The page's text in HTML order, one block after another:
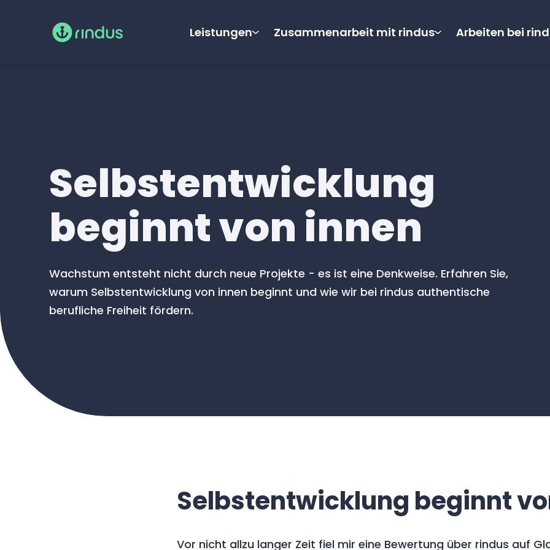
Leistungen Zusammenarbeit mit rindus Arbeiten bei
Selbstentwicklung
beginnt von innen
Wachstum entsteht nicht durch neue Projekte - es ist eine Denkweise. Erfahren Sie,
warum Selbstentwicklung von innen beginnt und wie wir bei rindus authentische
berufliche Freiheit fördern.
Selbstentwicklung beginnt
Vor nicht allzu langer Zeit fiel mir eine Bewertung über rindus auf